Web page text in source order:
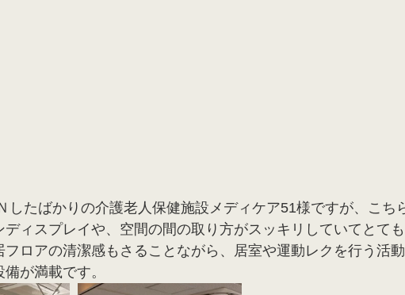
ディスプレイや、空間の間の取り方がスッキリしていてとても
フロアの清潔感もさることながら、居室や運動レクを行う活動
が満載です。